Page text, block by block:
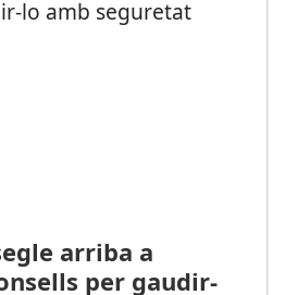
arriba a
per gaudir-